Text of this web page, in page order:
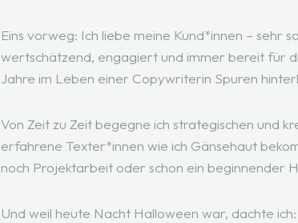
Eins vorweg: Ich liebe meine Kund*innen – sehr
wertschätzend, engagiert und immer bereit für
Jahre im Leben einer Copywriterin Spuren
Von Zeit zu Zeit begegne ich strategischen und
erfahrene Texter*innen wie ich Gänsehaut
noch Projektarbeit oder schon ein beginnender
Und weil heute Nacht Halloween war, dachte